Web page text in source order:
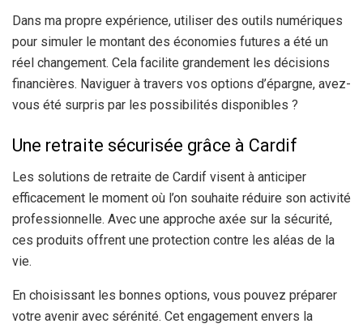
Dans ma propre expérience, utiliser des outils numériques
pour simuler le montant des économies futures a été un
réel changement. Cela facilite grandement les décisions
financières. Naviguer à travers vos options d’épargne, avez-
vous été surpris par les possibilités disponibles ?
Une retraite sécurisée grâce à Cardif
Les solutions de retraite de Cardif visent à anticiper
efficacement le moment où l’on souhaite réduire son activité
professionnelle. Avec une approche axée sur la sécurité,
ces produits offrent une protection contre les aléas de la
vie.
En choisissant les bonnes options, vous pouvez préparer
votre avenir avec sérénité. Cet engagement envers la